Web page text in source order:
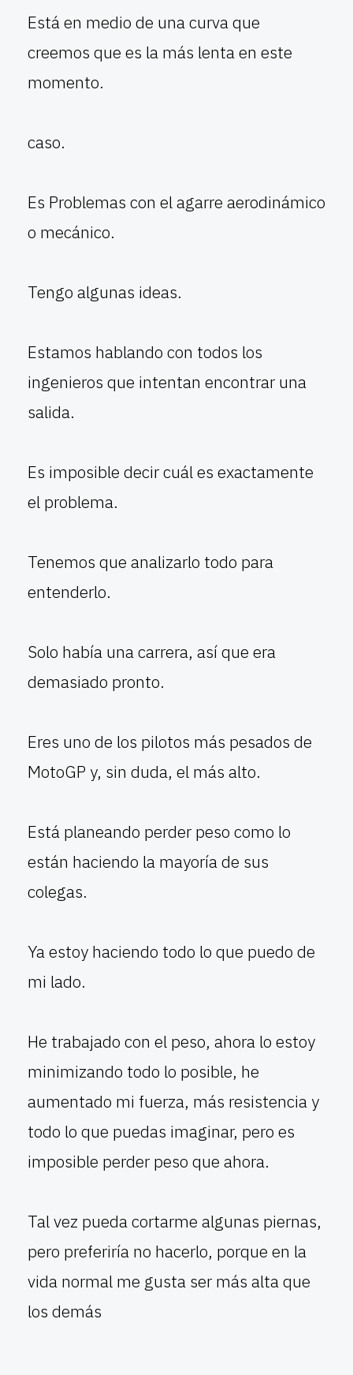
Está en medio de una curva que
creemos que es la más lenta en este
momento.
caso.
Es Problemas con el agarre aerodinámico
o mecánico.
Tengo algunas ideas.
Estamos hablando con todos los
ingenieros que intentan encontrar una
salida.
Es imposible decir cuál es exactamente
el problema.
Tenemos que analizarlo todo para
entenderlo.
Solo había una carrera, así que era
demasiado pronto.
Eres uno de los pilotos más pesados de
MotoGP y, sin duda, el más alto.
Está planeando perder peso como lo
están haciendo la mayoría de sus
colegas.
Ya estoy haciendo todo lo que puedo de
mi lado.
He trabajado con el peso, ahora lo estoy
minimizando todo lo posible, he
aumentado mi fuerza, más resistencia y
todo lo que puedas imaginar, pero es
imposible perder peso que ahora.
Tal vez pueda cortarme algunas piernas,
pero preferiría no hacerlo, porque en la
vida normal me gusta ser más alta que
los demás